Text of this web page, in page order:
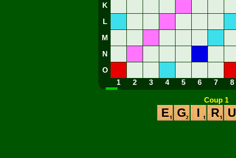
K
L
M
N
O
1
2 3 4 5 6 7 8
Coup 1
E G I R U